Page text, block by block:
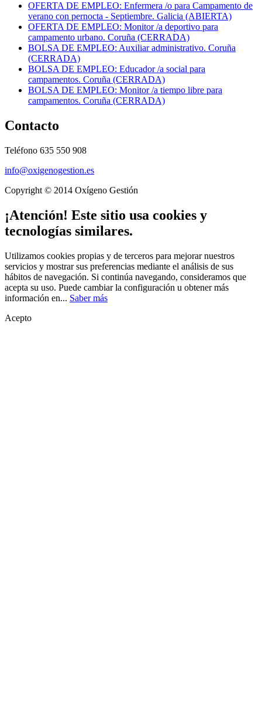
OFERTA DE EMPLEO: Enfermera /o para Campamento de
verano con pernocta - Septiembre. Galicia (ABIERTA)
OFERTA DE EMPLEO: Monitor /a deportivo para
campamento urbano. Coruña (CERRADA)
BOLSA DE EMPLEO: Auxiliar administrativo. Coruña
(CERRADA)
BOLSA DE EMPLEO: Educador /a social para
campamentos. Coruña (CERRADA)
BOLSA DE EMPLEO: Monitor /a tiempo libre para
campamentos. Coruña (CERRADA)
Contacto
Teléfono 635 550 908
info@oxigenogestion.es
Copyright © 2014 Oxígeno Gestión
¡Atención! Este sitio usa cookies y
tecnologías similares.
Utilizamos cookies propias y de terceros para mejorar nuestros
servicios y mostrar sus preferencias mediante el análisis de sus
hábitos de navegación. Si continúa navegando, consideramos que
acepta su uso. Puede cambiar la configuración u obtener más
información en... Saber más
Acepto